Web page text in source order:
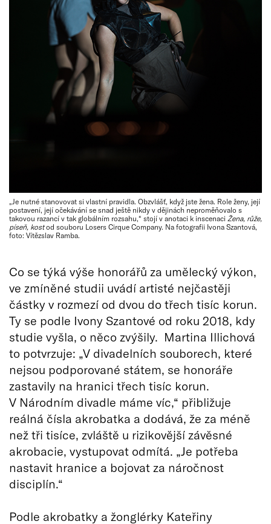
„Je nutné stanovovat si vlastní pravidla. Obzvlášť, když jste žena. Role ženy, její
postavení, její očekávání se snad ještě nikdy v dějinách neproměňovalo s
takovou razancí v tak globálním rozsahu,“ stojí v anotaci k inscenaci Žena, růže,
píseň, kostod souboru Losers Cirque Company. Na fotografii Ivona Szantová,
foto: Vítězslav Ramba.
Co se týká výše honorářů za umělecký výkon,
ve zmíněné studii uvádí artisté nejčastěji
částky v rozmezí od dvou do třech tisíc korun.
Ty se podle Ivony Szantové od roku 2018, kdy
studie vyšla, o něco zvýšily. Martina Illichová
to potvrzuje: „V divadelních souborech, které
nejsou podporované státem, se honoráře
zastavily na hranici třech tisíc korun.
V Národním divadle máme víc,“ přibližuje
reálná čísla akrobatka a dodává, že za méně
než tři tisíce, zvláště u rizikovější závěsné
akrobacie, vystupovat odmítá. „Je potřeba
nastavit hranice a bojovat za náročnost
disciplín.“
Podle akrobatky a žonglérky Kateřiny